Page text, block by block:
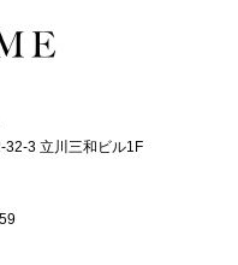
3 立川三和ビル1F